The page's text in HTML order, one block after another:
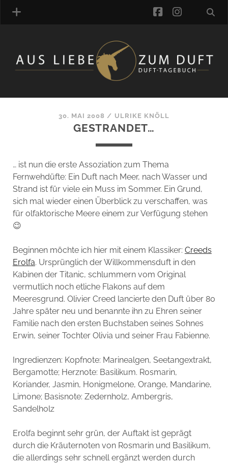
MANUFAKTUREN
SCHLAGWORTE
LINK-SAMMLUNG
ARTIKEL-ARCHIV
ONLINE-SHOP
facebook
30. MAI 2008 / ULRIKE KNÖLL
GESTRANDET…
… ist nun die erste Assoziation zum Thema
Fernwehdüfte: Ein Duft nach Meer, nach Wasser und
Strand ist für viele ein Muss im Sommer. Ein Grund,
sich mal wieder einen Überblick zu verschaffen, was
für olfaktorische Meere einem zur Verfügung stehen
😉
Beginnen möchte ich hier mit einem Klassiker: Creeds
Erolfa. Ursprünglich der Willkommensduft in den
Kabinen der Titanic, schlummern vom Original
vermutlich noch etliche Flakons auf dem
Meeresgrund. Olivier Creed lancierte den Duft über 80
Jahre später neu und benannte ihn zu Ehren seiner
Familie nach den ersten Buchstaben seines Sohnes
Erwin, seiner Tochter Olivia und seiner Frau Fabienne.
Ingredienzen: Kopfnote: Marinealgen, Seetangextrakt,
Bergamotte; Herznote: Basilikum. Rosmarin,
Koriander, Jasmin, Honigmelone, Orange, Mandarine,
Limone; Basisnote: Zedernholz, Ambergris,
Sandelholz
Erolfa beginnt sehr grün, der Auftakt ist geprägt
durch die Kräuternoten von Rosmarin und Basilikum,
die allerdings sehr schnell ergänzt werden durch